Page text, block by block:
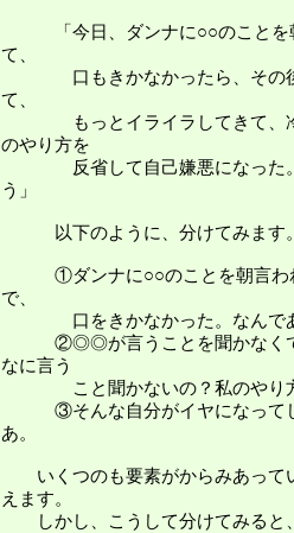
「今日、ダンナに○○のことを朝
て、
口もきかなかったら、その後
て、
もっとイライラしてきて、冷
のやり方を
反省して自己嫌悪になった。
う」
以下のように、分けてみます
①ダンナに○○のことを朝言われ
で、
口をきかなかった。なんであ
②◎◎が言うことを聞かなくて
なに言う
こと聞かないの？私のやり方
③そんな自分がイヤになってし
あ。
いくつのも要素がからみあって
えます。
しかし、こうして分けてみると